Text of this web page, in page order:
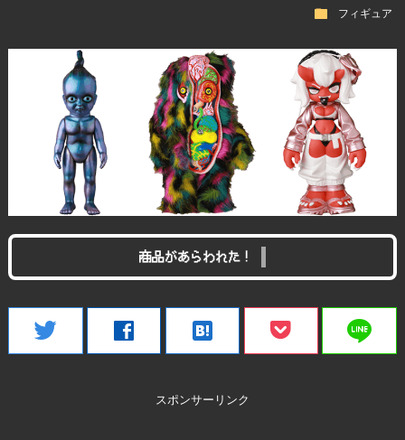
folder フィギュア
商品があらわれた！
twitter facebook hatenabookmark line
スポンサーリンク